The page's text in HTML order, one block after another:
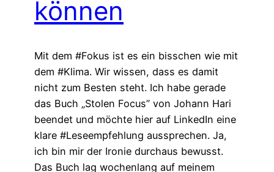
können
Mit dem #Fokus ist es ein bisschen wie mit
dem #Klima. Wir wissen, dass es damit
nicht zum Besten steht. Ich habe gerade
das Buch „Stolen Focus” von Johann Hari
beendet und möchte hier auf LinkedIn eine
klare #Leseempfehlung aussprechen. Ja,
ich bin mir der Ironie durchaus bewusst.
Das Buch lag wochenlang auf meinem